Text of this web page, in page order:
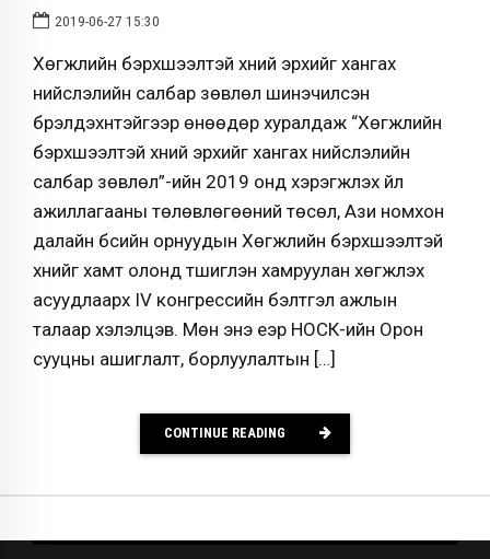
2019-06-27 15:30
Хөгжлийн бэрхшээлтэй хүний эрхийг хангах
нийслэлийн салбар зөвлөл шинэчилсэн
бүрэлдэхүүнтэйгээр өнөөдөр хуралдаж “Хөгжлийн
бэрхшээлтэй хүний эрхийг хангах нийслэлийн
салбар зөвлөл”-ийн 2019 онд хэрэгжүүлэх үйл
ажиллагааны төлөвлөгөөний төсөл, Ази номхон
далайн бүсийн орнуудын Хөгжлийн бэрхшээлтэй
хүнийг хамт олонд түшиглэн хамруулан хөгжүүлэх
асуудлаарх IV конгрессийн бэлтгэл ажлын
талаар хэлэлцэв. Мөн энэ үеэр НОСК-ийн Орон
сууцны ашиглалт, борлуулалтын […]
CONTINUE READING